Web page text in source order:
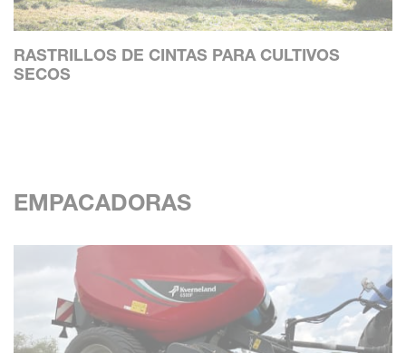
RASTRILLOS DE CINTAS PARA CULTIVOS
SECOS
EMPACADORAS